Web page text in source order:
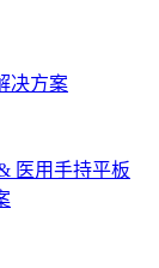
决方案
医用手持平板